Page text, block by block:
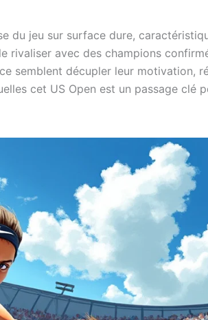
du jeu sur surface dure,
rivaliser avec des champions
semblent décupler leur motivation,
cet US Open est un passage clé